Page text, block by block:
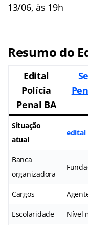
13/06, às 19h
Resumo do
Edital
Polícia
Penal BA
Situação
atual
edital
Banca
organizadora
Cargos
Escolaridade Nível